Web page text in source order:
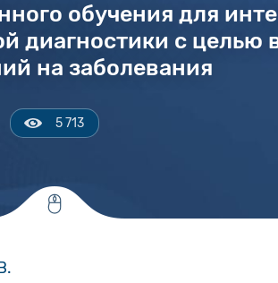
обучения для
диагностики с целью
на заболевания
5 713